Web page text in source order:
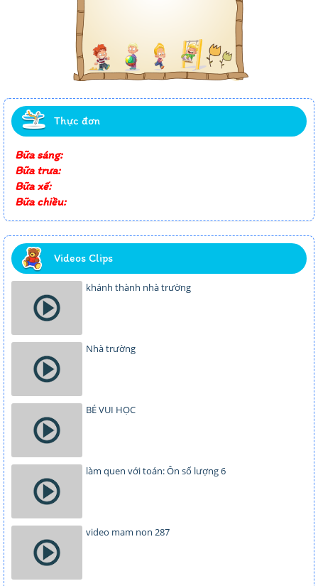
Thực đơn
Bữa sáng:
Bữa trưa:
Bữa xế:
Bữa chiều:
Videos Clips
khánh thành nhà trường
Nhà trường
BÉ VUI HỌC
làm quen với toán: Ôn số lượng 6
video mam non 287